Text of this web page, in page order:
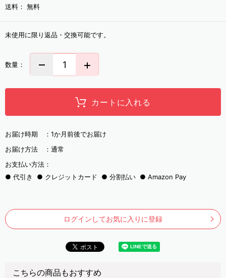
送料： 無料
未使用に限り返品・交換可能です。
数量：
カートに入れる
お届け時期 ： 1か月前後でお届け
お届け方法 ： 通常
お支払い方法：
代引き
クレジットカード 分割払い Amazon Pay
ログインしてお気に入りに登録
こちらの商品もおすすめ